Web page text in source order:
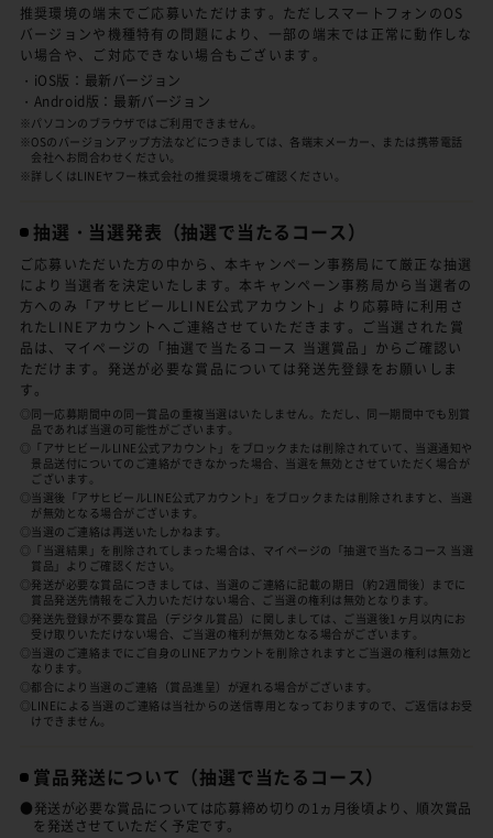
推奨環境の端末でご応募いただけます。ただしスマートフォンのOS
バージョンや機種特有の問題により、一部の端末では正常に動作しな
い場合や、ご対応できない場合もございます。
・iOS版：最新バージョン
・Android版：最新バージョン
※パソコンのブラウザではご利用できません。
※OSのバージョンアップ方法などにつきましては、各端末メーカー、または携帯電話
会社へお問合わせください。
※詳しくはLINEヤフー株式会社の推奨環境をご確認ください。
抽選・当選発表 （抽選で当たるコース）
ご応募いただいた方の中から、本キャンペーン事務局にて厳正な抽選
により当選者を決定いたします。本キャンペーン事務局から当選者の
方へのみ「アサヒビールLINE公式アカウント」より応募時に利用さ
れたLINEアカウントへご連絡させていただきます。ご当選された賞
品は、マイページの「抽選で当たるコース 当選賞品」からご確認い
ただけます。発送が必要な賞品については発送先登録をお願いしま
す。
◎同一応募期間中の同一賞品の重複当選はいたしません。ただし、同一期間中でも別賞
品であれば当選の可能性がございます。
◎「アサヒビールLINE公式アカウント」をブロックまたは削除されていて、当選通知や
景品送付についてのご連絡ができなかった場合、当選を無効とさせていただく場合が
ございます。
◎当選後「アサヒビールLINE公式アカウント」をブロックまたは削除されますと、当選
が無効となる場合がございます。
◎当選のご連絡は再送いたしかねます。
◎「当選結果」を削除されてしまった場合は、マイページの「抽選で当たるコース 当選
賞品」よりご確認ください。
◎発送が必要な賞品につきましては、当選のご連絡に記載の期日（約2週間後）までに
賞品発送先情報をご入力いただけない場合、ご当選の権利は無効となります。
◎発送先登録が不要な賞品（デジタル賞品）に関しましては、ご当選後1ヶ月以内にお
受け取りいただけない場合、ご当選の権利が無効となる場合がございます。
◎当選のご連絡までにご自身のLINEアカウントを削除されますとご当選の権利は無効と
なります。
◎都合により当選のご連絡（賞品進呈）が遅れる場合がございます。
◎LINEによる当選のご連絡は当社からの送信専用となっておりますので、ご返信はお受
けできません。
賞品発送について （抽選で当たるコース）
●発送が必要な賞品については応募締め切りの1ヵ月後頃より、順次賞品
を発送させていただく予定です。